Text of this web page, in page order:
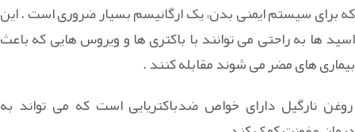
که برای سیستم ایمنی بدن، یک ارگانیسم بسیار ضروری است . این
اسید ها به راحتی می توانند با باکتری ها و ویروس هایی که باعث
بیماری های مضر می شوند مقابله کنند .
روغن نارگیل دارای خواص ضدباکتریایی است که می تواند به